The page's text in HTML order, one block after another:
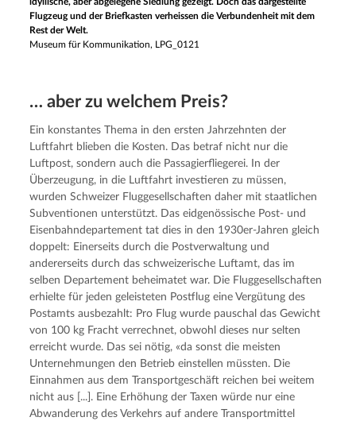
idyllische, aber abgelegene Siedlung gezeigt. Doch das dargestellte
Flugzeug und der Briefkasten verheissen die Verbundenheit mit dem
Rest der Welt.
Museum für Kommunikation, LPG_0121
… aber zu welchem Preis?
Ein konstantes Thema in den ersten Jahrzehnten der
Luftfahrt blieben die Kosten. Das betraf nicht nur die
Luftpost, sondern auch die Passagierfliegerei. In der
Überzeugung, in die Luftfahrt investieren zu müssen,
wurden Schweizer Fluggesellschaften daher mit staatlichen
Subventionen unterstützt. Das eidgenössische Post- und
Eisenbahndepartement tat dies in den 1930er-Jahren gleich
doppelt: Einerseits durch die Postverwaltung und
andererseits durch das schweizerische Luftamt, das im
selben Departement beheimatet war. Die Fluggesellschaften
erhielte für jeden geleisteten Postflug eine Vergütung des
Postamts ausbezahlt: Pro Flug wurde pauschal das Gewicht
von 100 kg Fracht verrechnet, obwohl dieses nur selten
erreicht wurde. Das sei nötig, «da sonst die meisten
Unternehmungen den Betrieb einstellen müssten. Die
Einnahmen aus dem Transportgeschäft reichen bei weitem
nicht aus [...]. Eine Erhöhung der Taxen würde nur eine
Abwanderung des Verkehrs auf andere Transportmittel